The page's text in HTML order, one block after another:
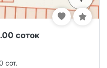
соток
сот.